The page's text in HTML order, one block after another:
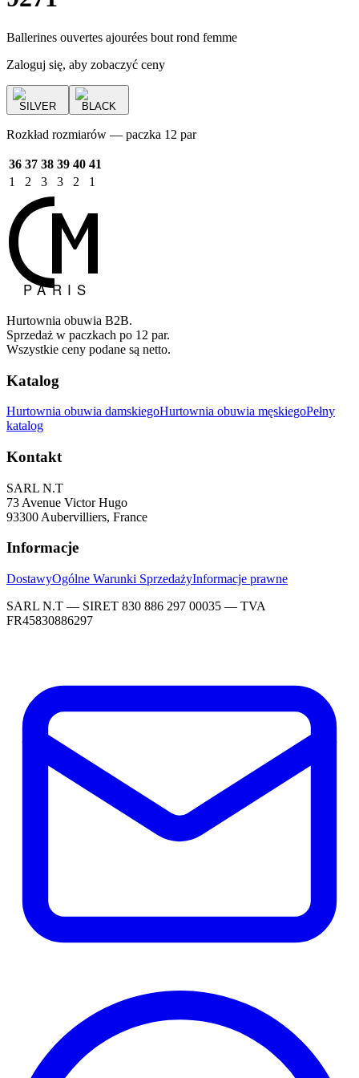
Ballerines ouvertes ajourées bout rond femme
Zaloguj się, aby zobaczyć ceny
SILVER BLACK
Rozkład rozmiarów — paczka 12 par
36 37 38 39 40 41
1
2 3 3 2 1
Hurtownia obuwia B2B.
Sprzedaż w paczkach po 12 par.
Wszystkie ceny podane są netto.
Katalog
Hurtownia obuwia damskiegoHurtownia obuwia męskiegoPełny
katalog
Kontakt
SARL N.T
73 Avenue Victor Hugo
93300 Aubervilliers, France
Informacje
DostawyOgólne Warunki SprzedażyInformacje prawne
SARL N.T — SIRET 830 886 297 00035 — TVA
FR45830886297